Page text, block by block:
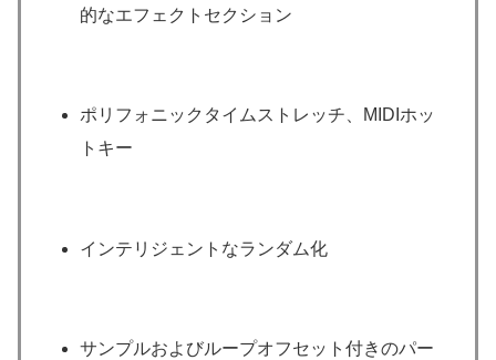
的なエフェクトセクション
ポリフォニックタイムストレッチ、MIDIホッ
トキー
インテリジェントなランダム化
サンプルおよびループオフセット付きのパー